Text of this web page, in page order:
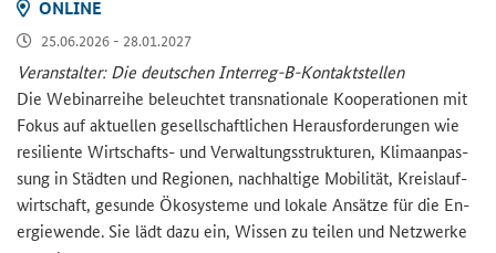
ON­LINE
25.06.2026 - 28.01.2027
Ver­an­stal­ter: Die deut­schen Interreg-​B-Kontaktstellen
Die We­bi­nar­rei­he be­leuch­tet trans­na­tio­na­le Ko­ope­ra­tio­nen mit
Fokus auf ak­tu­el­len ge­sell­schaft­li­chen Her­aus­for­de­run­gen wie
re­si­li­en­te Wirtschafts-​ und Ver­wal­tungs­struk­tu­ren, Kli­ma­an­pas­
sung in Städ­ten und Re­gio­nen, nach­hal­ti­ge Mo­bi­li­tät, Kreis­lauf­
wirt­schaft, ge­sun­de Öko­sys­te­me und lo­ka­le An­sät­ze für die En­
er­gie­wen­de. Sie lädt dazu ein, Wis­sen zu tei­len und Netz­wer­ke